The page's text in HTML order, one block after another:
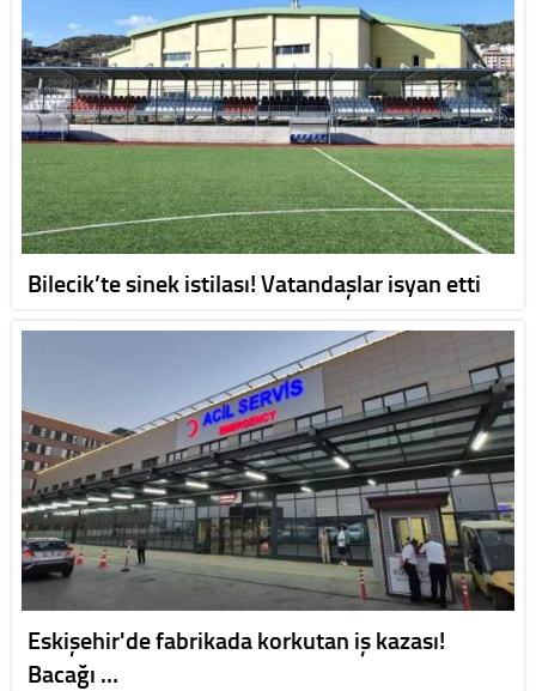
Bilecik’te sinek istilası! Vatandaşlar isyan etti
Eskişehir'de fabrikada korkutan iş kazası!
Bacağı …